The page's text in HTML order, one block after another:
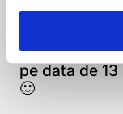
poţi onora la
către
ai devenit
pe data de
🙂